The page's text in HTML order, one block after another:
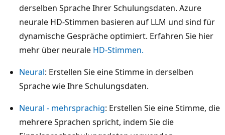
derselben Sprache Ihrer Schulungsdaten. Azure
neurale HD-Stimmen basieren auf LLM und sind für
dynamische Gespräche optimiert. Erfahren Sie hier
mehr über neurale HD-Stimmen.
Neural: Erstellen Sie eine Stimme in derselben
Sprache wie Ihre Schulungsdaten.
Neural - mehrsprachig: Erstellen Sie eine Stimme, die
mehrere Sprachen spricht, indem Sie die